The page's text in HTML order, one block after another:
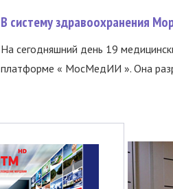
В систему здравоохранения
На сегодняшний день 19
платформе « МосМедИИ ». Она